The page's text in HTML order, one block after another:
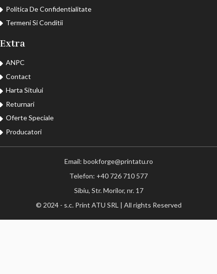
Politica De Confidentialitate
Termeni Si Conditii
Extra
ANPC
Contact
Harta Sitului
Returnari
Oferte Speciale
Producatori
Email: bookforge@printatu.ro
Telefon: +40 726 710 577
Sibiu, Str. Morilor, nr. 17
© 2024 - s.c. Print ATU SRL | All rights Reserved